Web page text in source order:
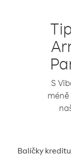
S
méně
Balíčky kreditu